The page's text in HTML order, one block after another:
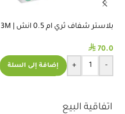
بلاستر شفاف ثري ام 0.5 انش | 3M
⃁ 70.0
-
+ إضافة إلى السلة
اتفاقية البيع